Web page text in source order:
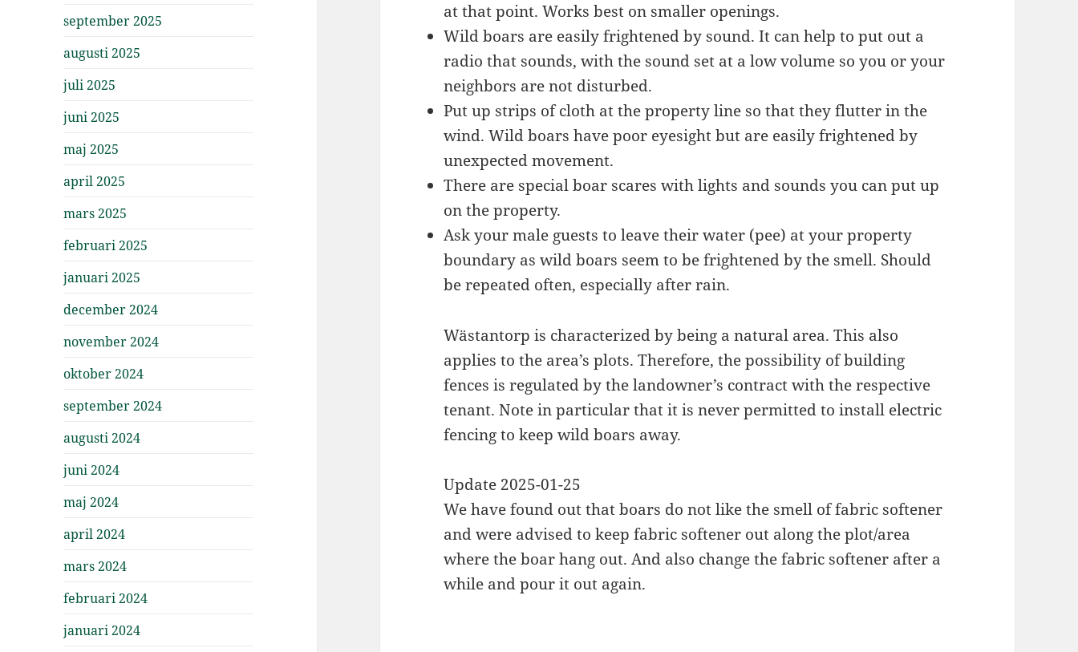
september 2025
augusti 2025
juli 2025
juni 2025
maj 2025
april 2025
mars 2025
februari 2025
januari 2025
december 2024
november 2024
oktober 2024
september 2024
augusti 2024
juni 2024
maj 2024
april 2024
mars 2024
februari 2024
januari 2024
at that point. Works best on smaller openings.
Wild boars are easily frightened by sound. It can help to put out a
radio that sounds, with the sound set at a low volume so you or your
neighbors are not disturbed.
Put up strips of cloth at the property line so that they flutter in the
wind. Wild boars have poor eyesight but are easily frightened by
unexpected movement.
There are special boar scares with lights and sounds you can put up
on the property.
Ask your male guests to leave their water (pee) at your property
boundary as wild boars seem to be frightened by the smell. Should
be repeated often, especially after rain.
Wästantorp is characterized by being a natural area. This also
applies to the area’s plots. Therefore, the possibility of building
fences is regulated by the landowner’s contract with the respective
tenant. Note in particular that it is never permitted to install electric
fencing to keep wild boars away.
Update 2025-01-25
We have found out that boars do not like the smell of fabric softener
and were advised to keep fabric softener out along the plot/area
where the boar hang out. And also change the fabric softener after a
while and pour it out again.